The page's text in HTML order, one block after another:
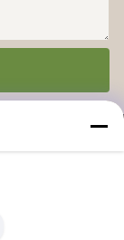
HONIG-